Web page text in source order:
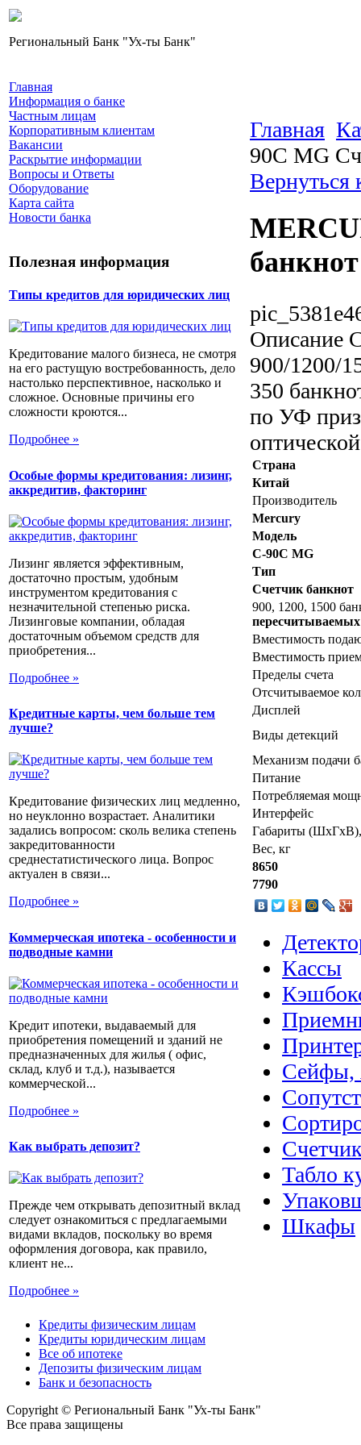
Региональный Банк "Ух-ты Банк"
Главная
Информация о банке
Частным лицам
Корпоративным клиентам
Вакансии
Раскрытие информации
Вопросы и Ответы
Оборудование
Карта сайта
Новости банка
Полезная информация
Типы кредитов для юридических лиц
Кредитование малого бизнеса, не смотря
на его растущую востребованность, дело
настолько перспективное, насколько и
сложное. Основные причины его
сложности кроются...
Подробнее »
Особые формы кредитования: лизинг,
аккредитив, факторинг
Лизинг является эффективным,
достаточно простым, удобным
инструментом кредитования с
незначительной степенью риска.
Лизинговые компании, обладая
достаточным объемом средств для
приобретения...
Подробнее »
Кредитные карты, чем больше тем
лучше?
Кредитование физических лиц медленно,
но неуклонно возрастает. Аналитики
задались вопросом: сколь велика степень
закредитованности
среднестатистического лица. Вопрос
актуален в связи...
Подробнее »
Коммерческая ипотека - особенности и
подводные камни
Кредит ипотеки, выдаваемый для
приобретения помещений и зданий не
предназначенных для жилья ( офис,
склад, клуб и т.д.), называется
коммерческой...
Подробнее »
Как выбрать депозит?
Прежде чем открывать депозитный вклад
следует ознакомиться с предлагаемыми
видами вкладов, поскольку во время
оформления договора, как правило,
клиент не...
Подробнее »
Главная
90C MG
Вернуться
банкнот
Описание
900/1200/
350
по УФ
Страна
Китай
Производитель
Mercury
Модель
C-90C MG
Тип
Счетчик банкнот
900, 1200, 1500
Вместимость
Вместимость
Пределы счета
Отсчитываемое
Дисплей
Виды детекций
Механизм подачи
Питание
Потребляемая
Интерфейс
Габариты
Вес, кг
8650
7790
Кассы
Сейфы,
Табло
Шкафы
Кредиты физическим лицам
Кредиты юридическим лицам
Все об ипотеке
Депозиты физическим лицам
Банк и безопасность
Copyright © Региональный Банк "Ух-ты Банк"
Все права защищены